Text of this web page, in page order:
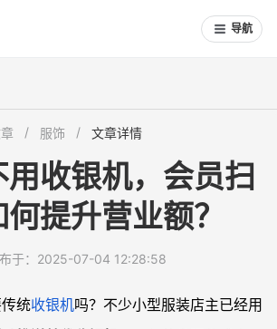
导航
析有什么用？
营是否可行？
会不会影响对账管理？
服饰 文章详情
收银机，会员扫
提升营业额？
于：2025-07-04 12:28:58
统收银机吗？不少小型服装店主已经用